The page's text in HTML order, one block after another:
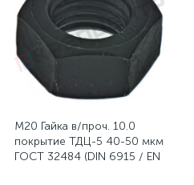
М20 Гайка в/проч. 10.0
покрытие ТДЦ-5 40-50 мкм
ГОСТ 32484 (DIN 6915 / EN